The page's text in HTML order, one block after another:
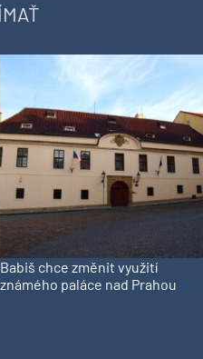
Babiš chce změnit využití
známého paláce nad Prahou